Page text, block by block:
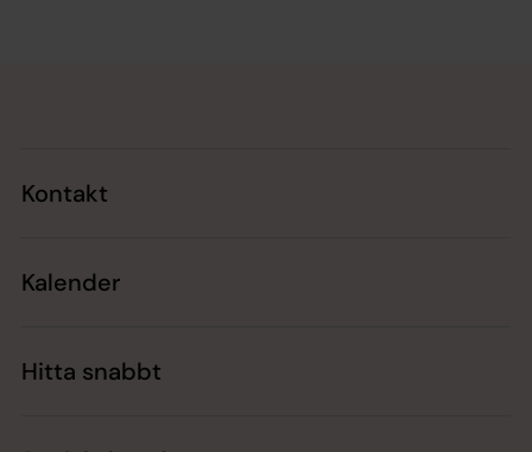
Kontakt
Kalender
Hitta snabbt